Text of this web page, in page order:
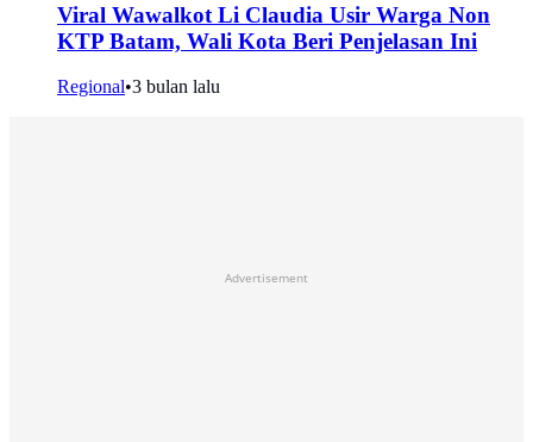
Viral Wawalkot Li Claudia Usir Warga Non
KTP Batam, Wali Kota Beri Penjelasan Ini
Regional•3 bulan lalu
Advertisement